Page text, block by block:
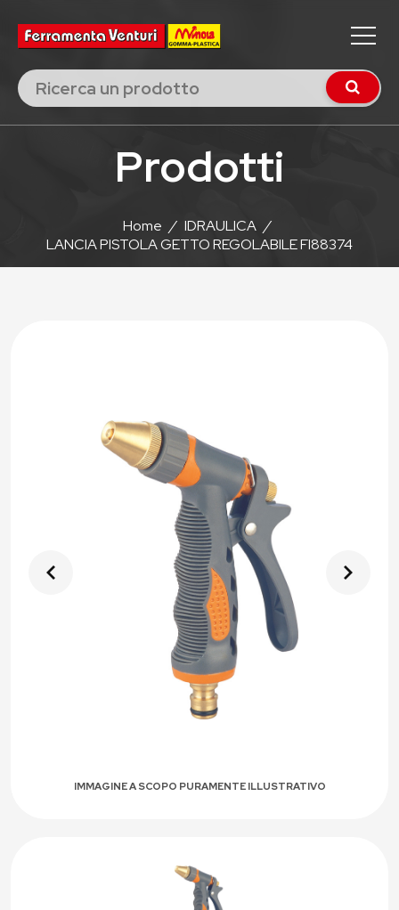
Prodotti
Home / IDRAULICA /
LANCIA PISTOLA GETTO REGOLABILE FI88374
IMMAGINE A SCOPO PURAMENTE ILLUSTRATIVO